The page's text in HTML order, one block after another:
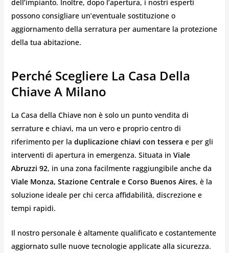
dell’impianto. Inoltre, dopo l’apertura, i nostri esperti
possono consigliare un’eventuale sostituzione o
aggiornamento della serratura per aumentare la protezione
della tua abitazione.
Perché Scegliere La Casa Della
Chiave A Milano
La Casa della Chiave non è solo un punto vendita di
serrature e chiavi, ma un vero e proprio centro di
riferimento per la duplicazione chiavi con tessera e per gli
interventi di apertura in emergenza. Situata in Viale
Abruzzi 92, in una zona facilmente raggiungibile anche da
Viale Monza, Stazione Centrale e Corso Buenos Aires, è la
soluzione ideale per chi cerca affidabilità, discrezione e
tempi rapidi.
Il nostro personale è altamente qualificato e costantemente
aggiornato sulle nuove tecnologie applicate alla sicurezza.